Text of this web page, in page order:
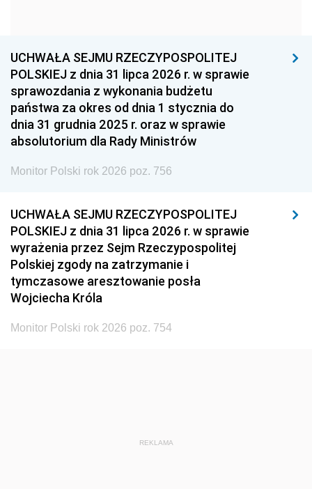
1939 1938 1937
1936 1930
UCHWAŁA SEJMU RZECZYPOSPOLITEJ
POLSKIEJ z dnia 31 lipca 2026 r. w sprawie
sprawozdania z wykonania budżetu
państwa za okres od dnia 1 stycznia do
dnia 31 grudnia 2025 r. oraz w sprawie
absolutorium dla Rady Ministrów
Monitor Polski rok 2026 poz. 756
UCHWAŁA SEJMU RZECZYPOSPOLITEJ
POLSKIEJ z dnia 31 lipca 2026 r. w sprawie
wyrażenia przez Sejm Rzeczypospolitej
Polskiej zgody na zatrzymanie i
tymczasowe aresztowanie posła
Wojciecha Króla
Monitor Polski rok 2026 poz. 754
REKLAMA